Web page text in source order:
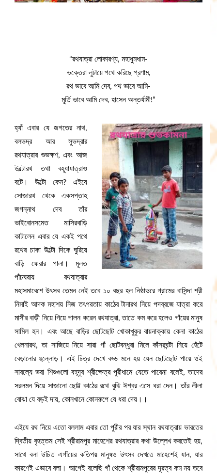
“রথযাত্রা লোকারণ্য, মহাধুমধাম-
ভক্তেরা লুটায়ে পথে করিছে প্রণাম,
রথ ভাবে আমি দেব, পথ ভাবে আমি-
মূর্তি ভাবে আমি দেব, হাসেন অন্তর্যামী!”
হ্যাঁ এবার যে জগতের নাথ,
বলভদ্র আর সুভদ্রার
রথযাত্রার শুভক্ষণ, এবং আজ
উল্টোরথ তথা বহূধাযাত্রাও
বটে। উল্টো কেন? এইযে
সোজারথ থেকে একসপ্তাহ
জগন্নাথ দেব তাঁর
ভাইবোনসমেত মাসিরবাড়ি
কাটালেন এবার যে একই পথে
রথের চাকা উল্টো দিকে ঘুরিয়ে
বাড়ি ফেরার পালা। মূলত
পাঁচঘরায় রথযাত্রার
মহাসমাবেশে উৎসব তেমন নেই তবে ১০ বছর হল নিষ্ঠাভরে গ্রামের বাসিন্দা শ্রী
নিমাই আদক মহাশয় নিজ তৎপরতায় কাঠের টানারথ নিয়ে পদব্রজে যাত্রা করে
মাসীর বাড়ী নিয়ে গিয়ে পালন করেন রথযাত্রা, তাতে কম করে হলেও গাঁয়ের মানুষ
সামিল হন। এবং আছে বাড়ির ছোটছোট খোকাখুকুর বায়নাক্কায় কেনা কাঠের
খেলনারথ, তা সাজিয়ে নিয়ে সারা গাঁ ছোটবন্ধুরা মিলে কাঁসরঘন্টা নিয়ে হেঁটে
বেড়ানোর হুল্লোড়। এই চিত্র দেখে বড্ড মনে হয় যেন ছোটছোট পায়ে ওই
সারল্যে ভরা শিশুগুলো বহূদূর শ্রীক্ষেত্র পুরীধামে যেতে পারেনা বলেই, তাদের
সরলমন দিয়ে সাজানো ছোট্ট কাঠের রথে বুঝি ঈশ্বর এসে ধরা দেন। তাঁর লীলা
বোঝা যে বড়ই দায়, কোনখানে কোনরুপে যে ধরা দেয়।।
এইযে রথ নিয়ে এতো বললাম এবার তো পুরীর পর যার স্থান রথযাত্রায় ভারতের
দ্বিতীয় বৃহত্তম সেই শ্রীরামপুর মাহেশের রথযাত্রার কথা উল্লেখ করতেই হয়,
সাথে বলা উচিত এগাঁয়ের কতিপয় মানুষও উৎসব দেখতে মাহেশেই যান, যার
কারণেই এভাবে বলা। আগেই বলেছি গাঁ থেকে শ্রীরামপুরের দূরত্ব কম নয় তবে